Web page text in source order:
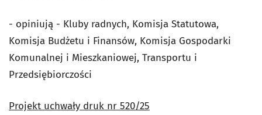
- opiniują - Kluby radnych, Komisja Statutowa,
Komisja Budżetu i Finansów, Komisja Gospodarki
Komunalnej i Mieszkaniowej, Transportu i
Przedsiębiorczości
Projekt uchwały druk nr 520/25